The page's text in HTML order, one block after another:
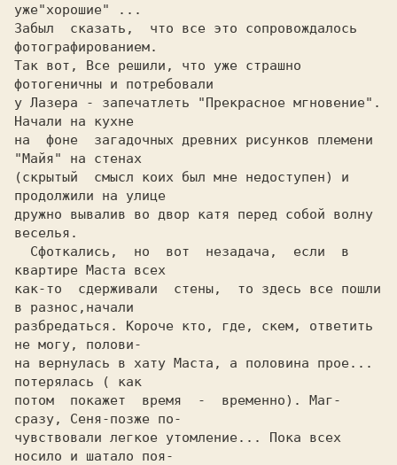
уже"хорошие" ...
Забыл  сказать,  что все это сопровождалось
фотографированием.
Так вот, Все решили, что уже страшно
фотогеничны и потребовали
у Лазера - запечатлеть "Прекрасное мгновение".
Начали на кухне
на  фоне  загадочных древних рисунков племени
"Майя" на стенах
(скрытый  смысл коих был мне недоступен) и
продолжили на улице
дружно вывалив во двор катя перед собой волну
веселья.
квартире Маста всех
как-то  сдерживали  стены,  то здесь все пошли
в разнос,начали
разбредаться. Короче кто, где, скем, ответить
не могу, полови-
на вернулась в хату Маста, а половина прое...
потерялась ( как
потом  покажет  время  -  временно). Маг-
сразу, Сеня-позже по-
чувствовали легкое утомление... Пока всех
носило и шатало поя-